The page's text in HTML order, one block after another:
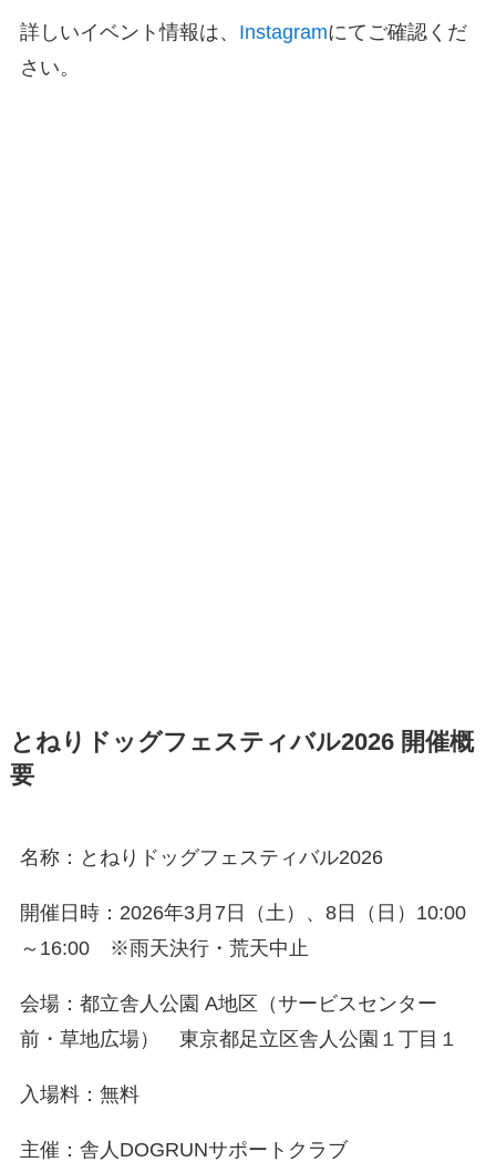
詳しいイベント情報は、 Instagramにてご確認くだ
さい。
とねりドッグフェスティバル2026 開催概
要
名称：とねりドッグフェスティバル2026
開催日時：2026年3月7日（土）、8日（日）10:00
～16:00 ※雨天決行・荒天中止
会場：都立舎人公園 A地区（サービスセンター
前・草地広場） 東京都足立区舎人公園１丁目１
入場料：無料
主催：舎人DOGRUNサポートクラブ